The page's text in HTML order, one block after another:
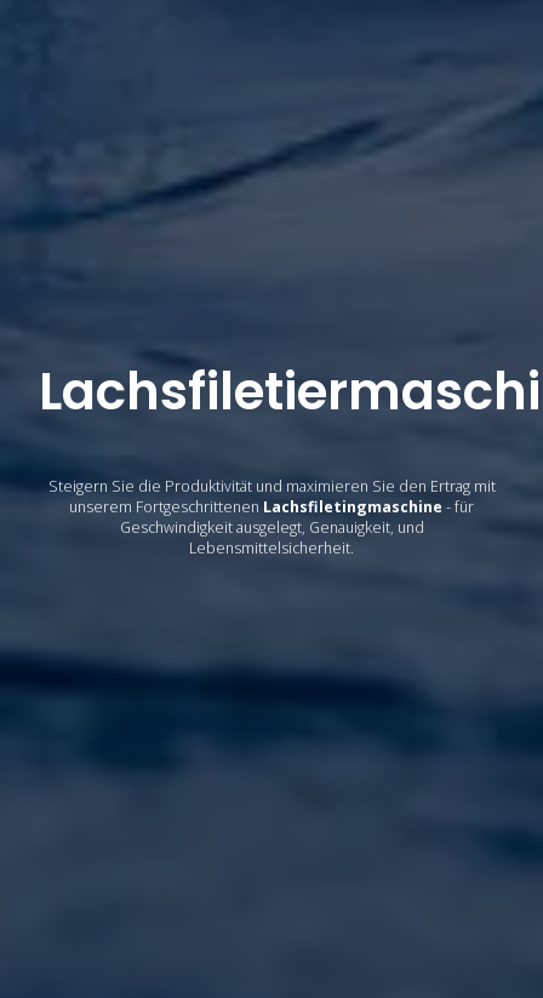
Steigern Sie die Produktivität und maximieren Sie den Ertrag mit
unserem Fortgeschrittenen Lachsfiletingmaschine - für
Geschwindigkeit ausgelegt, Genauigkeit, und
Lebensmittelsicherheit.